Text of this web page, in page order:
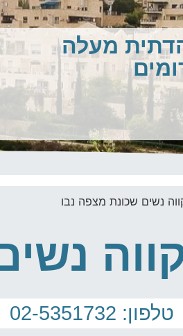
מעלה
נשים שכונת מצפה נבו
טלפון: 02-5351732